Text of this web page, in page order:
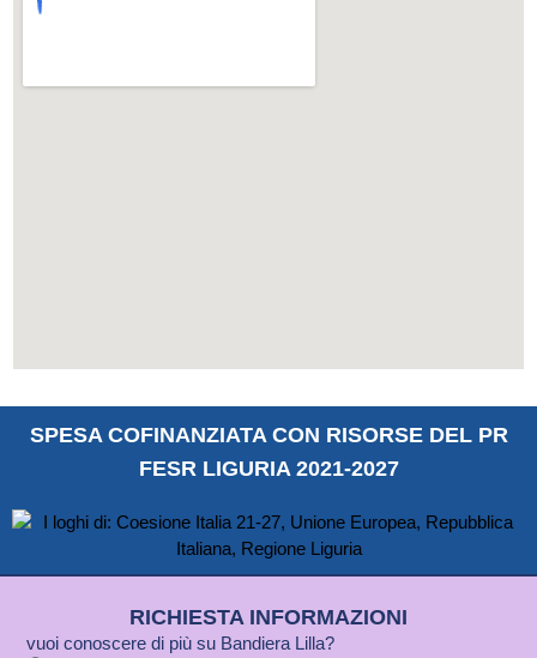
SPESA COFINANZIATA CON RISORSE DEL PR
FESR LIGURIA 2021-2027
RICHIESTA INFORMAZIONI
vuoi conoscere di più su Bandiera Lilla?